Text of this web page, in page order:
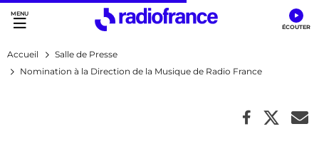
Accès direct :
Menu principal
Contenu
Accueil
Salle de Presse
Nomination à la Direction de la Musique de Radio France